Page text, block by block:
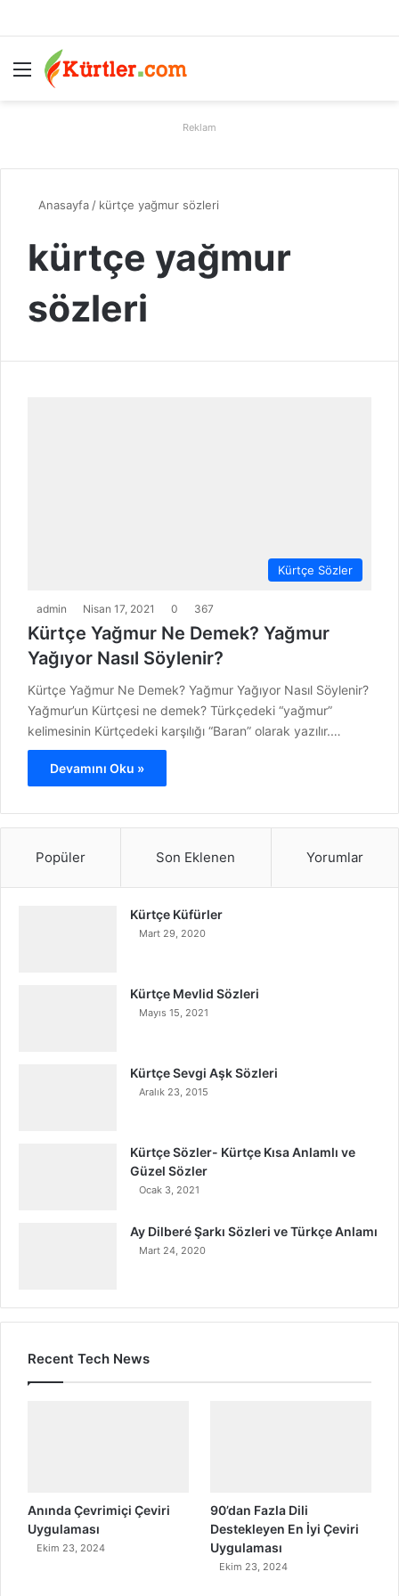
Menü
Reklam
Anasayfa / kürtçe yağmur sözleri
kürtçe yağmur
sözleri
Kürtçe Sözler
admin Nisan 17, 2021 0 367
Kürtçe Yağmur Ne Demek? Yağmur
Yağıyor Nasıl Söylenir?
Kürtçe Yağmur Ne Demek? Yağmur Yağıyor Nasıl Söylenir?
Yağmur’un Kürtçesi ne demek? Türkçedeki “yağmur”
kelimesinin Kürtçedeki karşılığı “Baran” olarak yazılır.…
Devamını Oku »
Popüler Son Eklenen Yorumlar
Kürtçe Küfürler
Mart 29, 2020
Kürtçe Mevlid Sözleri
Mayıs 15, 2021
Kürtçe Sevgi Aşk Sözleri
Aralık 23, 2015
Kürtçe Sözler- Kürtçe Kısa Anlamlı ve
Güzel Sözler
Ocak 3, 2021
Ay Dilberé Şarkı Sözleri ve Türkçe Anlamı
Mart 24, 2020
Recent Tech News
Anında Çevrimiçi Çeviri
Uygulaması
Ekim 23, 2024
90’dan Fazla Dili
Destekleyen En İyi Çeviri
Uygulaması
Ekim 23, 2024